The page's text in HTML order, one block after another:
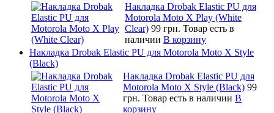
Накладка Drobak Elastic PU для
Motorola Moto X Play (White
Clear) 99 грн. Товар есть в
наличии В корзину
Накладка Drobak Elastic PU для Motorola Moto X Style
(Black)
Накладка Drobak Elastic PU для
Motorola Moto X Style (Black) 99
грн. Товар есть в наличии В
корзину